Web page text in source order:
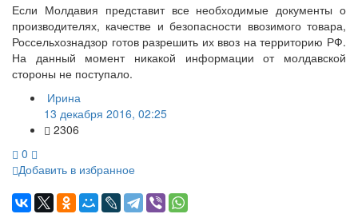
Если Молдавия представит все необходимые документы о
производителях, качестве и безопасности ввозимого товара,
Россельхознадзор готов разрешить их ввоз на территорию РФ.
На данный момент никакой информации от молдавской
стороны не поступало.
Ирина
13 декабря 2016, 02:25
2306
0
Добавить в избранное